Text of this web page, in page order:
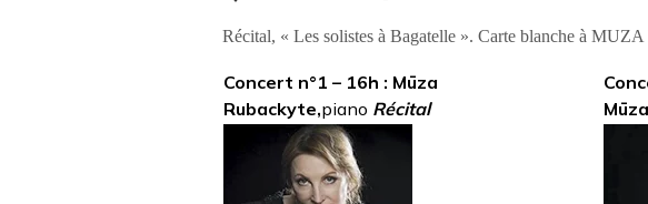
Récital, « Les solistes à Bagatelle ». Carte blanche à
Concert n°1 – 16h : Mūza
Rubackyte,piano Récital